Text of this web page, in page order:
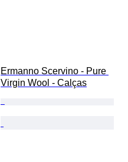
Ermanno Scervino - Pure
Virgin Wool - Calças